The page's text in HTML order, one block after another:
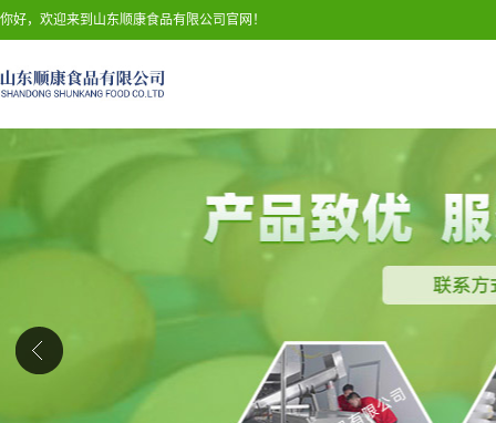
你好，欢迎来到山东顺康食品有限公司官网！